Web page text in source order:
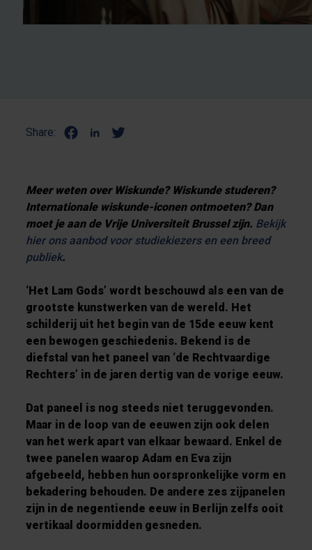
Share:
Meer weten over Wiskunde? Wiskunde studeren?
Internationale wiskunde-iconen ontmoeten? Dan
moet je aan de Vrije Universiteit Brussel zijn. Bekijk
hier ons aanbod voor studiekiezers en een breed
publiek.
‘Het Lam Gods’ wordt beschouwd als een van de
grootste kunstwerken van de wereld. Het
schilderij uit het begin van de 15de eeuw kent
een bewogen geschiedenis. Bekend is de
diefstal van het paneel van ‘de Rechtvaardige
Rechters’ in de jaren dertig van de vorige eeuw.
Dat paneel is nog steeds niet teruggevonden.
Maar in de loop van de eeuwen zijn ook delen
van het werk apart van elkaar bewaard. Enkel de
twee panelen waarop Adam en Eva zijn
afgebeeld, hebben hun oorspronkelijke vorm en
bekadering behouden. De andere zes zijpanelen
zijn in de negentiende eeuw in Berlijn zelfs ooit
vertikaal doormidden gesneden.